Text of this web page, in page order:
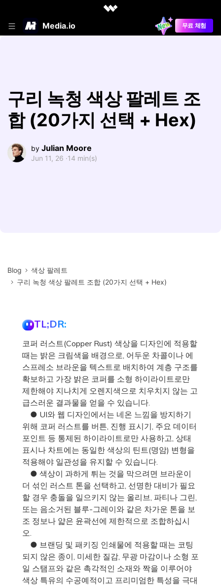
Media.io 무료 체험
구리 녹청 색상 팔레트 조
합 (20가지 선택 + Hex)
by Julian Moore
Jun 11, 26 ·14 min(s)
Blog
색상 팔레트
구리 녹청 색상 팔레트 조합 (20가지 선택 + Hex)
TL;DR:
코퍼 러스트(Copper Rust) 색상을 디자인에 적용할
때는 밝은 크림색을 배경으로, 어두운 차콜이나 에
스프레소 브라운을 텍스트로 배치하여 계층 구조를
확보하고 가장 밝은 코퍼를 소형 하이라이트로만
제한해야 지나치게 오렌지색으로 치우치지 않는 고
급스러운 결과물을 얻을 수 있습니다.
● UI와 웹 디자인에서는 네온 느낌을 방지하기
위해 코퍼 러스트를 버튼, 진행 표시기, 주요 데이터
포인트 등 통제된 하이라이트로만 사용하고, 상태
표시나 차트에는 동일한 색상의 틴트(명암) 변형을
적용해야 일관성을 유지할 수 있습니다.
● 색상이 과하게 튀는 것을 막으려면 브라운이
더 섞인 러스트 톤을 선택하고, 선명한 대비가 필요
할 경우 충돌을 일으키지 않는 올리브, 파티나 그린,
또는 음소거된 블루-그레이와 같은 차가운 톤을 보
조 정보나 얇은 윤곽선에 제한적으로 조합하십시
오.
● 브랜딩 및 패키징 인쇄물에 적용할 때는 코팅
되지 않은 종이, 미세한 질감, 무광 마감이나 소형 포
일 스탬프와 같은 촉각적인 소재와 짝을 이루어야
색상 특유의 수공예적이고 프리미엄한 특성을 극대